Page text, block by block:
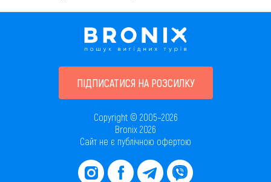
ПІДПИСАТИСЯ НА РОЗСИЛКУ
Copyright © 2005–2026
Bronix 2026
Сайт не є публічною офертою